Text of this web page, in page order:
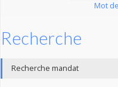
Mot
Recherche
Recherche mandat